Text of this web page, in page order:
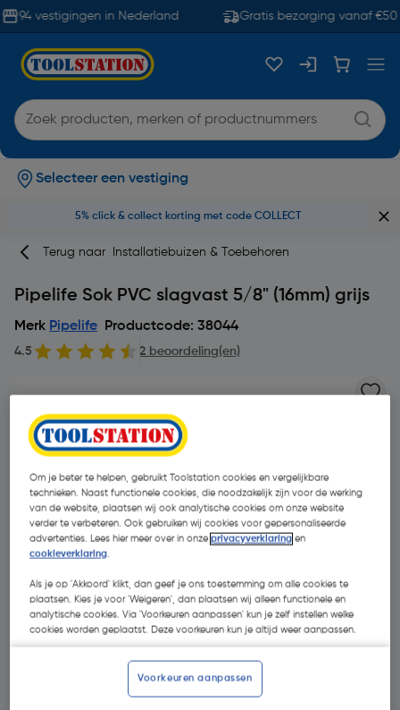
94 vestigingen in Nederland Gratis bezorging vanaf €50
Selecteer een vestiging
5% click & collect korting met code COLLECT
Terug naar Installatiebuizen & Toebehoren
Pipelife Sok PVC slagvast 5/8" (16mm) grijs
Merk Pipelife Productcode: 38044
4.5 2 beoordeling(en)
Om je beter te helpen, gebruikt Toolstation cookies en vergelijkbare
technieken. Naast functionele cookies, die noodzakelijk zijn voor de werking
van de website, plaatsen wij ook analytische cookies om onze website
verder te verbeteren. Ook gebruiken wij cookies voor gepersonaliseerde
advertenties. Lees hier meer over in onzeprivacyverklaring en
cookieverklaring.
Als je op 'Akkoord' klikt, dan geef je ons toestemming om alle cookies te
plaatsen. Kies je voor 'Weigeren', dan plaatsen wij alleen functionele en
analytische cookies. Via 'Voorkeuren aanpassen' kun je zelf instellen welke
cookies worden geplaatst. Deze voorkeuren kun je altijd weer aanpassen.
Voorkeuren aanpassen